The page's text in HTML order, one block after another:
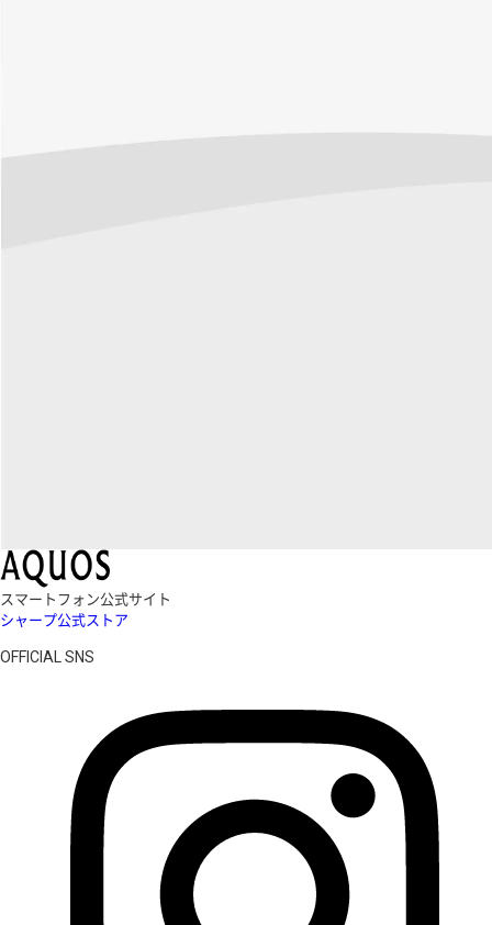
スマートフォン公式サイト
シャープ公式ストア
OFFICIAL SNS